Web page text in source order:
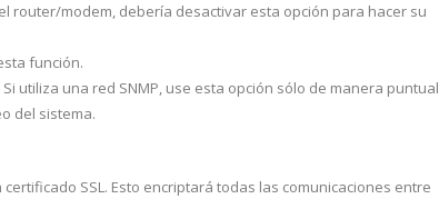
router/modem, debería desactivar esta opción para hacer su
función.
utiliza una red SNMP, use esta opción sólo de manera puntual
del sistema.
SSL. Esto encriptará todas las comunicaciones entre